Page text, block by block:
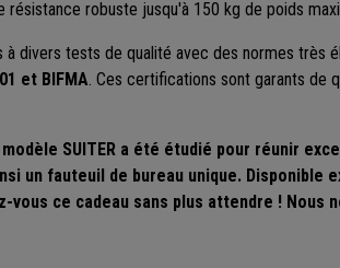
résistance robuste jusqu'à 150 kg de poids
à divers tests de qualité avec des normes très
et BIFMA. Ces certifications sont garants de
modèle SUITER a été étudié pour réunir
un fauteuil de bureau unique. Disponible
vous ce cadeau sans plus attendre ! Nous